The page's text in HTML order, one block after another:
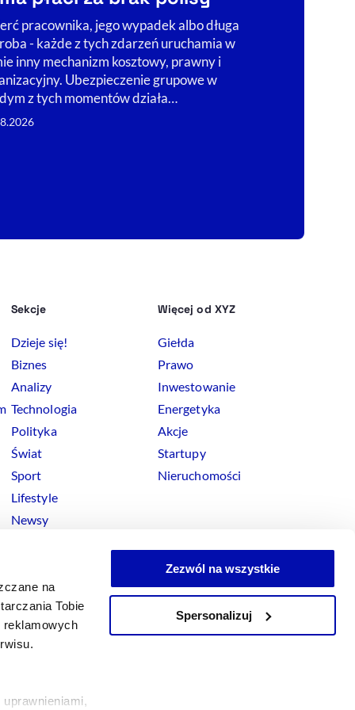
na
Tobie
reklamowych
Zezwól na wszystkie
Spersonalizuj
pracownika, jego wypadek albo długa
- każde z tych zdarzeń uruchamia w
inny mechanizm kosztowy, prawny i
Ubezpieczenie grupowe w
z tych momentów działa…
Sekcje
Dzieje się!
Biznes
Analizy
Technologia
Polityka
Świat
Sport
Lifestyle
Newsy
Więcej od XYZ
Giełda
Prawo
Inwestowanie
Energetyka
Akcje
Startupy
Nieruchomości
x LinkedinFacebookInstagramYoutube